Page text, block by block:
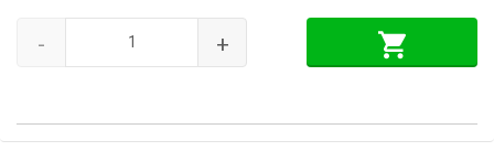
- +